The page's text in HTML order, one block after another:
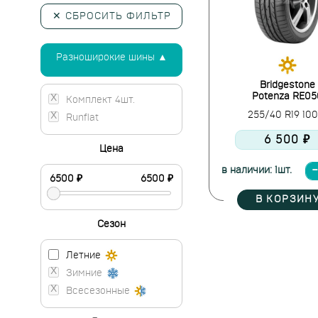
Bridgestone
Potenza
255/40 R19
6 500 ₽
в наличии: 1шт.
В КОРЗИНУ
✕ СБРОСИТЬ ФИЛЬТР
Разноширокие шины ▲
Комплект 4шт.
Runflat
Цена
Сезон
Летние
Зимние
Всесезонные